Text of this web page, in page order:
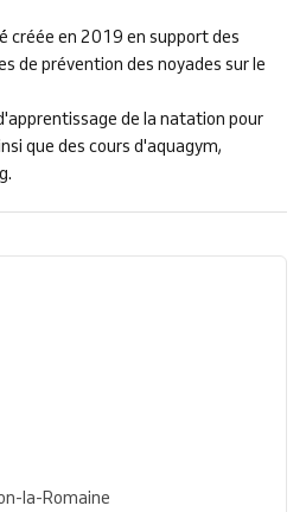
créée en 2019 en support des
de prévention des noyades sur le
de la natation pour
que des cours d'aquagym,
la-Romaine